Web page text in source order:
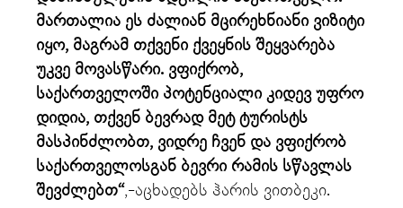
მართალია ეს ძალიან მცირეხნიანი ვიზიტი
იყო, მაგრამ თქვენი ქვეყნის შეყვარება
უკვე მოვასწარი. ვფიქრობ,
საქართველოში პოტენციალი კიდევ უფრო
დიდია, თქვენ ბევრად მეტ ტურისტს
მასპინძლობთ, ვიდრე ჩვენ და ვფიქრობ
საქართველოსგან ბევრი რამის სწავლას
შევძლებთ“,-აცხადებს ჰარის ვითბეკი.